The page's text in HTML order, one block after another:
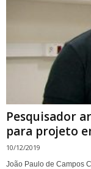
Pesquisador
para projeto
10/12/2019
João Paulo de Campos